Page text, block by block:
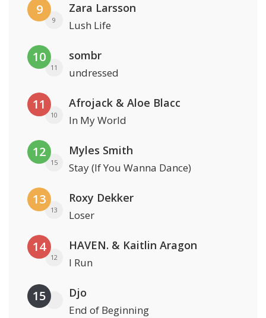
9
9
Zara Larsson
Lush Life
10
11
sombr
undressed
11
10
Afrojack & Aloe Blacc
In My World
12
15
Myles Smith
Stay (If You Wanna Dance)
13
13
Roxy Dekker
Loser
14
12
HAVEN. & Kaitlin Aragon
I Run
15 Djo
End of Beginning